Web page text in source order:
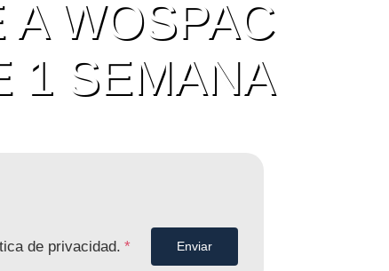
A WOSPAC
1 SEMANA
de privacidad. * Enviar